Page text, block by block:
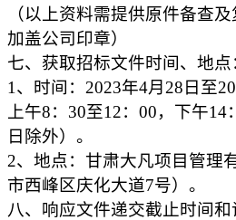
（以上资料需提供原件备查
加盖公司印章）
七、获取招标文件时间、地点
1、时间：2023年4月28日至
上午8：30至12：00，下午
日除外）。
2、地点：甘肃大凡项目管理
市西峰区庆化大道7号）。
八、响应文件递交截止时间和